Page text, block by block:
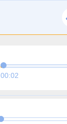
00:02